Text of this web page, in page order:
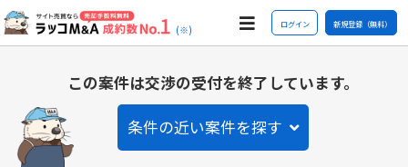
(※) ログイン 新規登録（無料）
この案件は交渉の受付を終了しています。
条件の近い案件を探す